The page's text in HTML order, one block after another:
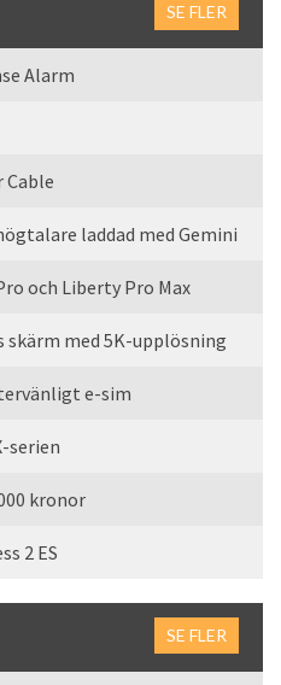
SE FLER
Alarm
Cable
laddad med Gemini
och Liberty Pro Max
med 5K-upplösning
e-sim
serien
kronor
2 ES
SE FLER